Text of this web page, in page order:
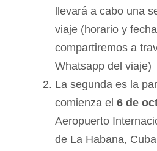
llevará a cabo una
viaje (horario y
compartiremos a
Whatsapp del viaje)
La segunda es la
comienza el 6 de
Aeropuerto
de La Habana,